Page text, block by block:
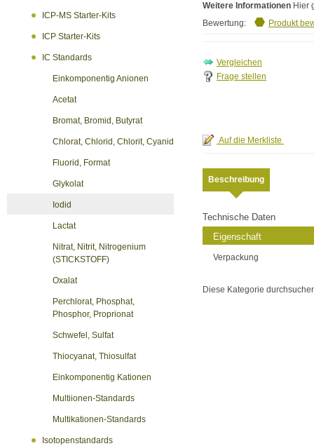
ICP-MS Starter-Kits
ICP Starter-Kits
IC Standards
Einkomponentig Anionen
Acetat
Bromat, Bromid, Butyrat
Chlorat, Chlorid, Chlorit, Cyanid
Fluorid, Format
Glykolat
Iodid
Lactat
Nitrat, Nitrit, Nitrogenium
(STICKSTOFF)
Oxalat
Perchlorat, Phosphat,
Phosphor, Proprionat
Schwefel, Sulfat
Thiocyanat, Thiosulfat
Einkomponentig Kationen
Multiionen-Standards
Multikationen-Standards
Isotopenstandards
Weitere Informationen Hier
Bewertung:
Produkt
Frage stellen
Beschreibung
Technische Daten
Eigenschaft
Verpackung
Diese Kategorie